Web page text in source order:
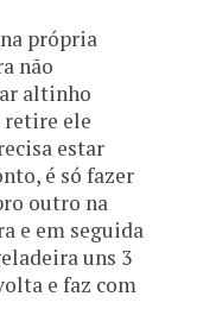
própria
não
altinho
retire ele
estar
é só fazer
outro na
e em seguida
uns 3
e faz com